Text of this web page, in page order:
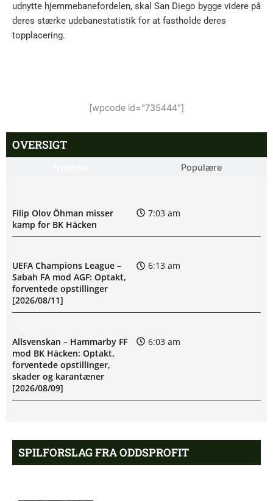
udnytte hjemmebanefordelen, skal San Diego bygge videre på
deres stærke udebanestatistik for at fastholde deres
topplacering.
[wpcode id="735444"]
OVERSIGT
Populære
Filip Olov Öhman misser
kamp for BK Häcken
7:03 am
UEFA Champions League –
Sabah FA mod AGF: Optakt,
forventede opstillinger
[2026/08/11]
6:13 am
Allsvenskan – Hammarby FF
mod BK Häcken: Optakt,
forventede opstillinger,
skader og karantæner
[2026/08/09]
6:03 am
Souza usikker til Fluminenses
kamp
SPILFORSLAG FRA ODDSPROFIT